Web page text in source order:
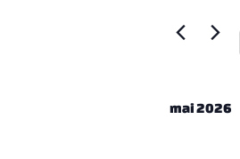
de
Évènements
mai 2026